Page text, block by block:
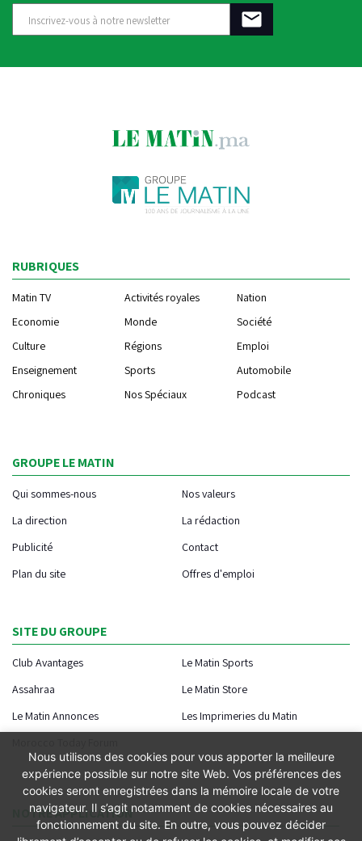
RUBRIQUES
Matin TV Activités royales
Nation
Economie
Monde
Société
Culture
Régions
Emploi
Enseignement
Sports
Automobile
Chroniques
Nos Spéciaux Podcast
GROUPE LE MATIN
Qui sommes-nous
Nos valeurs
La direction
La rédaction
Publicité
Contact
Plan du site
Offres d'emploi
SITE DU GROUPE
Club Avantages
Le Matin Sports
Assahraa
Le Matin Store
Le Matin Annonces
Les Imprimeries du Matin
NOTRE APPLICATION
Nous utilisons des cookies pour vous apporter la meilleure
expérience possible sur notre site Web. Vos préférences des
cookies seront enregistrées dans la mémoire locale de votre
navigateur. Il s’agit notamment de cookies nécessaires au
fonctionnement du site. En outre, vous pouvez décider